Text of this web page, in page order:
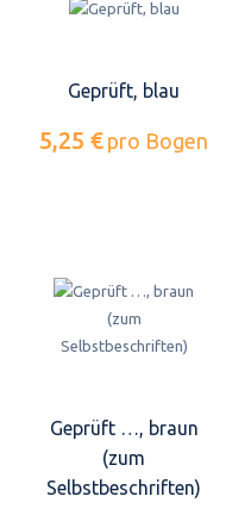
Geprüft, blau
5,25 € pro Bogen
Geprüft …, braun
(zum
Selbstbeschriften)